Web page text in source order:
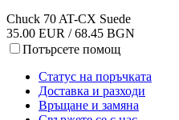
Chuck 70 AT-CX Suede
35.00 EUR / 68.45 BGN
Потърсете помощ
Статус на поръчката
Доставка и разходи
Връщане и замяна